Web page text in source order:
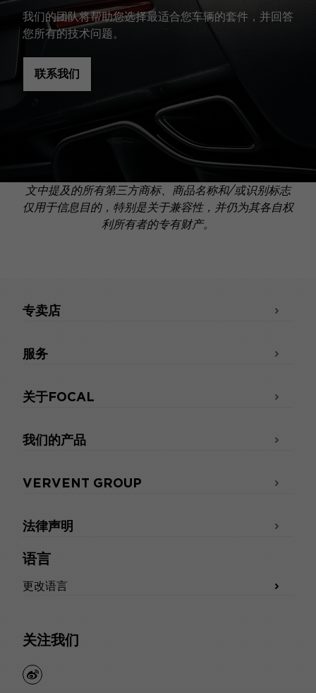
我们的团队将帮助您选择最适合您车辆的套件，并回答
您所有的技术问题。
联系我们
文中提及的所有第三方商标、商品名称和/或识别标志
仅用于信息目的，特别是关于兼容性，并仍为其各自权
利所有者的专有财产。
语言
更改语言
关注我们
weibo
专卖店
服务
关于FOCAL
我们的产品
VERVENT GROUP
法律声明